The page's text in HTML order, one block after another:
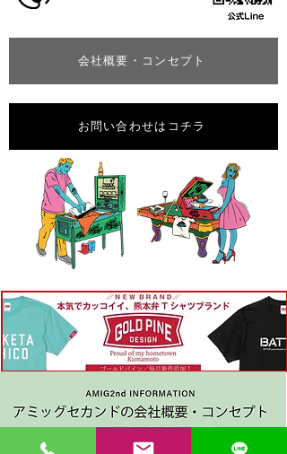
会社概要・コンセプト
お問い合わせはコチラ